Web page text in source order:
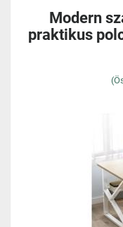
Modern
praktikus